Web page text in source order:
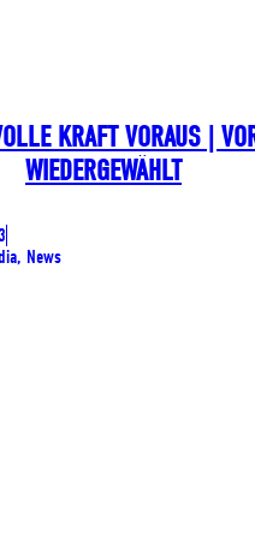
KRAFT VORAUS |
WIEDERGEWÄHLT
News